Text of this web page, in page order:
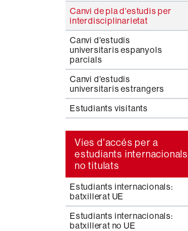
Canvi de pla d'estudis per
interdisciplinarietat
Canvi d'estudis
universitaris espanyols
parcials
Canvi d'estudis
universitaris estrangers
Estudiants visitants
Vies d'accés per a
estudiants internacionals
no titulats
Estudiants internacionals:
batxillerat UE
Estudiants internacionals:
batxillerat no UE